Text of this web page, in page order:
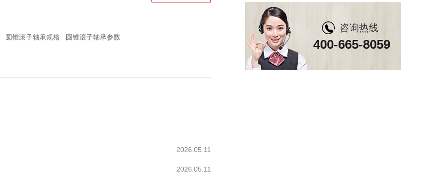
圆锥滚子轴承规格
圆锥滚子轴承参数
2026.05.11
2026.05.11
咨询热线
400-665-8059